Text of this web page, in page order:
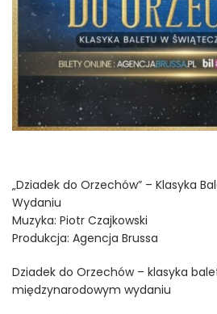
„Dziadek do Orzechów” – Klasyka
Wydaniu
Muzyka: Piotr Czajkowski
Produkcja: Agencja Brussa
Dziadek do Orzechów – klasyka
międzynarodowym wydaniu